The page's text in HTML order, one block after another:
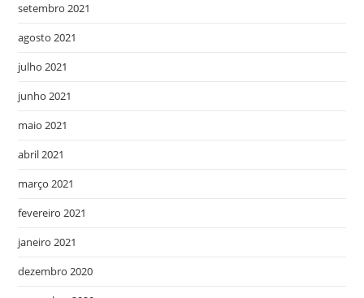
setembro 2021
agosto 2021
julho 2021
junho 2021
maio 2021
abril 2021
março 2021
fevereiro 2021
janeiro 2021
dezembro 2020